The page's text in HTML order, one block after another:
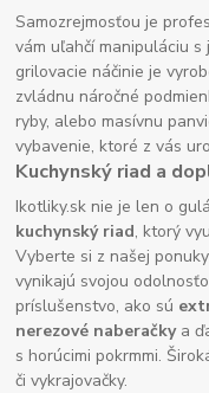
Samozrejmosťou je
vám uľahčí manipuláciu
grilovacie náčinie je
zvládnu náročné
ryby, alebo masívnu
vybavenie, ktoré z vás
Kuchynský riad a
Ikotliky.sk nie je len o
kuchynský riad, ktorý
Vyberte si z našej ponuky
vynikajú svojou
príslušenstvo, ako sú
nerezové naberačkya
s horúcimi pokrmmi.
či vykrajovačky.